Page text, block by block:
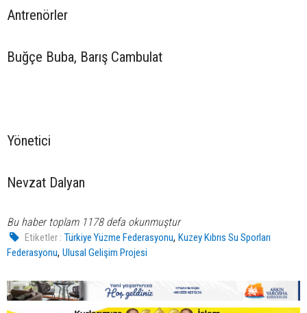
Antrenörler
Buğçe Buba, Barış Cambulat
Yönetici
Nevzat Dalyan
Bu haber toplam 1178 defa okunmuştur
Etiketler : Türkiye Yüzme Federasyonu,Kuzey Kıbrıs Su Sporları
Federasyonu, Ulusal Gelişim Projesi